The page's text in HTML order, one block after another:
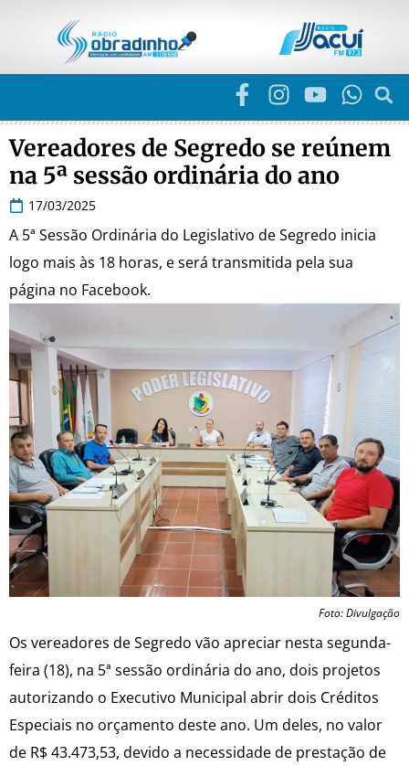
Vereadores de Segredo se reúnem
na 5ª sessão ordinária do ano
17/03/2025
A 5ª Sessão Ordinária do Legislativo de Segredo inicia
logo mais às 18 horas, e será transmitida pela sua
página no Facebook.
Foto: Divulgação
Os vereadores de Segredo vão apreciar nesta segunda-
feira (18), na 5ª sessão ordinária do ano, dois projetos
autorizando o Executivo Municipal abrir dois Créditos
Especiais no orçamento deste ano. Um deles, no valor
de R$ 43.473,53, devido a necessidade de prestação de